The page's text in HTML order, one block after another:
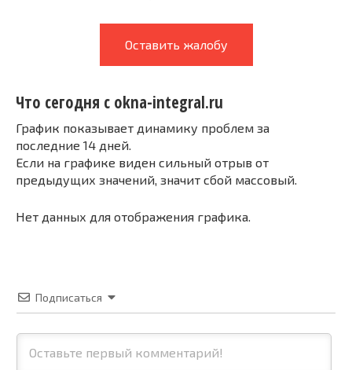
Оставить жалобу
Что сегодня с okna-integral.ru
График показывает динамику проблем за
последние 14 дней.
Если на графике виден сильный отрыв от
предыдущих значений, значит сбой массовый.
Нет данных для отображения графика.
Подписаться